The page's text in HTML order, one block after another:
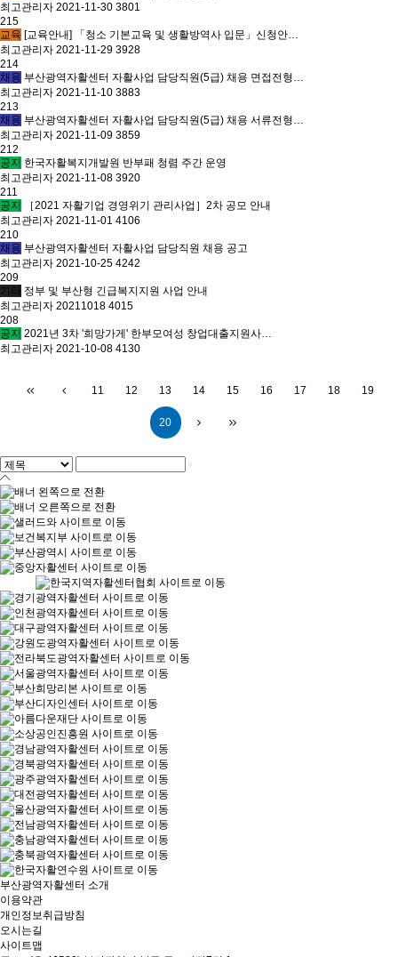
최고관리자 2021-11-30 3801
215
교육 [교육안내] 「청소 기본교육 및 생활방역사 입문」신청안…
최고관리자 2021-11-29 3928
214
채용 부산광역자활센터 자활사업 담당직원(5급) 채용 면접전형…
최고관리자 2021-11-10 3883
213
채용 부산광역자활센터 자활사업 담당직원(5급) 채용 서류전형…
최고관리자 2021-11-09 3859
212
공지 한국자활복지개발원 반부패 청렴 주간 운영
최고관리자 2021-11-08 3920
211
공지
［2021 자활기업 경영위기 관리사업］2차 공모 안내
최고관리자 2021-11-01 4106
210
채용 부산광역자활센터 자활사업 담당직원 채용 공고
최고관리자 2021-10-25 4242
209
기타
정부 및 부산형 긴급복지지원 사업 안내
최고관리자 20211018 4015
208
공지 2021년 3차 '희망가게' 한부모여성 창업대출지원사…
최고관리자 2021-10-08 4130
11 12 13 14 15 16 17 18 19
20
부산광역자활센터 소개
이용약관
개인정보취급방침
오시는길
사이트맵